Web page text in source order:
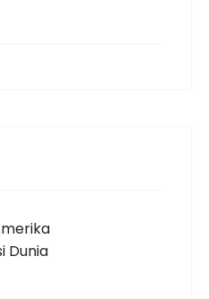
Dunia